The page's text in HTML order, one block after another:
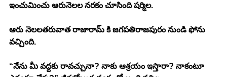
ఇంచుమించు ఆరునెలల నరకం చూసింది షర్మిల.
ఆరు నెలలతరువాత రాజారామ్ కి జగపతిరాజపురం నుండి ఫోను
వచ్చింది.
“నేను మీ వద్దకు రావచ్చునా? నాకు ఆశ్రయం ఇస్తారా? నాకంటూ